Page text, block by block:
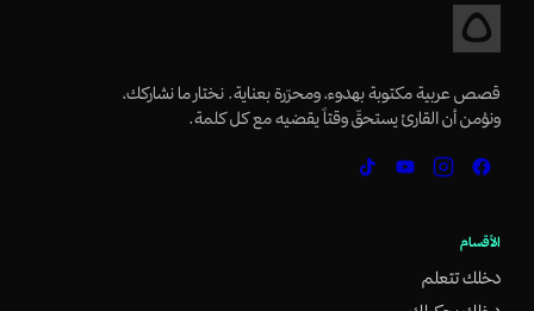
قصص عربية مكتوبة بهدوء، ومحرّرة بعناية. نختار ما نشاركك،
ونؤمن أن القارئ يستحقّ وقتاً يقضيه مع كل كلمة.
الأقسام
دخلك تتعلم